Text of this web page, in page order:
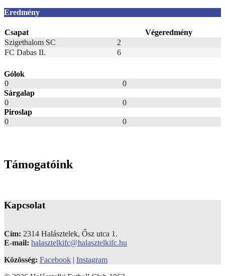
Eredmény
Csapat
Végeredmény
Szigethalom SC
2
FC Dabas II.
6
Gólok
0
0
Sárgalap
0
0
Piroslap
0
0
Támogatóink
Kapcsolat
Cím: 2314 Halásztelek, Ősz utca 1.
E-mail: halasztelkifc@halasztelkifc.hu
Közösség: Facebook | Instagram